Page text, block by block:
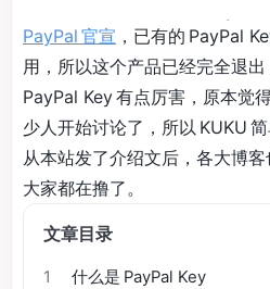
PayPal 官宣 ，已有的 PayPal
用，所以这个产品已经完全退出
PayPal Key 有点厉害，原本觉
少人开始讨论了，所以 KUKU
从本站发了介绍文后，各大博
大家都在撸了。
文章目录
1
什么是 PayPal Key